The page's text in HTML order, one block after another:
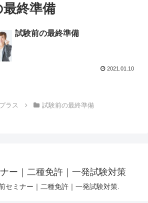
終準備
試験前の最終準備
2021.01.10
ラス 試験前の最終準備
ー｜二種免許｜一発試験対策
セミナー｜二種免許｜一発試験対策.